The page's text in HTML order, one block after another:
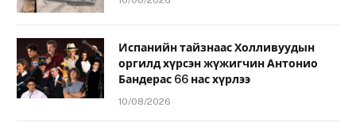
Испанийн тайзнаас Холливуудын
оргилд хүрсэн жүжигчин Антонио
Бандерас 66 нас хүрлээ
10/08/2026